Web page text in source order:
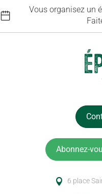
Vous organisez un
Abonnez-
6 place